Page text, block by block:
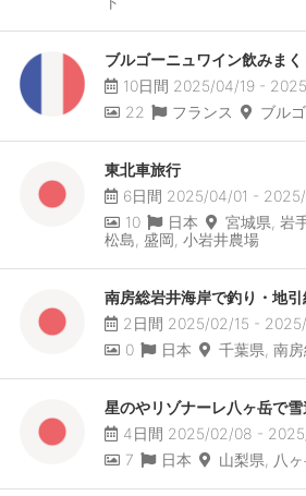
ブルゴーニュワイン飲みまく
10日間 2025/04/19 -
22
フランス ブル
東北車旅行
6日間 2025/04/01 -
10
日本
宮城県, 岩
松島, 盛岡, 小岩井農場
南房総岩井海岸で釣り・地
2日間 2025/02/15 -
0
日本 千葉県, 南
星のやリゾナーレ八ヶ岳で
4日間 2025/02/08 -
7
日本 山梨県, 八